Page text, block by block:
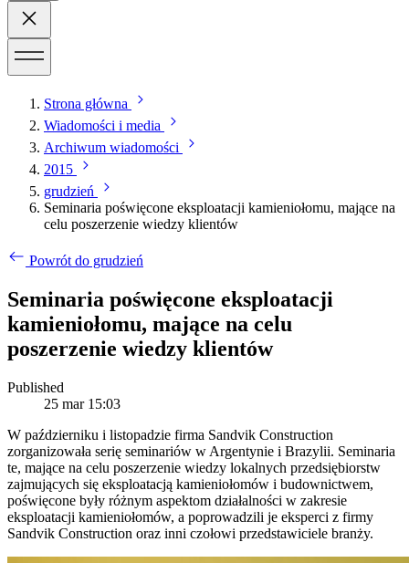
Strona główna
Wiadomości i media
Archiwum wiadomości
2015
grudzień
Seminaria poświęcone eksploatacji kamieniołomu, mające na
celu poszerzenie wiedzy klientów
Powrót do grudzień
Seminaria poświęcone eksploatacji
kamieniołomu, mające na celu
poszerzenie wiedzy klientów
Published
25 mar 15:03
W październiku i listopadzie firma Sandvik Construction
zorganizowała serię seminariów w Argentynie i Brazylii. Seminaria
te, mające na celu poszerzenie wiedzy lokalnych przedsiębiorstw
zajmujących się eksploatacją kamieniołomów i budownictwem,
poświęcone były różnym aspektom działalności w zakresie
eksploatacji kamieniołomów, a poprowadzili je eksperci z firmy
Sandvik Construction oraz inni czołowi przedstawiciele branży.